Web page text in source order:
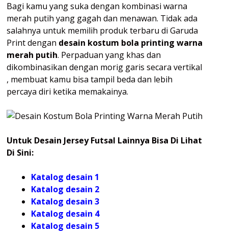
Bagi kamu yang suka dengan kombinasi warna
merah putih yang gagah dan menawan. Tidak ada
salahnya untuk memilih produk terbaru di Garuda
Print dengan desain kostum bola printing warna
merah putih. Perpaduan yang khas dan
dikombinasikan dengan morig garis secara vertikal
, membuat kamu bisa tampil beda dan lebih
percaya diri ketika memakainya.
Untuk Desain Jersey Futsal Lainnya Bisa Di Lihat
Di Sini:
Katalog desain 1
Katalog desain 2
Katalog desain 3
Katalog desain 4
Katalog desain 5